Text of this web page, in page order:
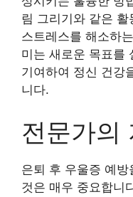
림 그리기와 같은
스트레스를 해소하
미는 새로운 목표를
기여하여 정신 건강
니다.
전문가의
은퇴 후 우울증 예
것은 매우 중요합니